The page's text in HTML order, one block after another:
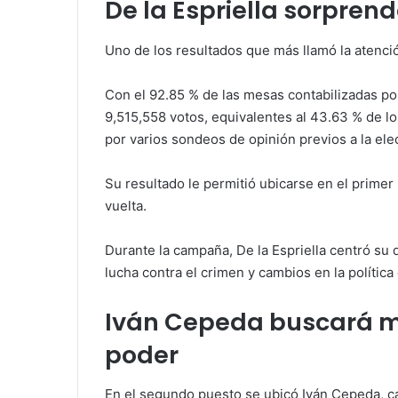
De la Espriella
Uno de los resultados que más llamó la
Con el 92.85 % de las mesas contabilizadas
9,515,558 votos, equivalentes al 43.63 % de
por varios sondeos de opinión previos a la
Su resultado le permitió ubicarse en el
vuelta.
Durante la campaña, De la Espriella centró
lucha contra el crimen y cambios en la
Iván Cepeda buscará
poder
En el segundo puesto se ubicó Iván Cepeda,